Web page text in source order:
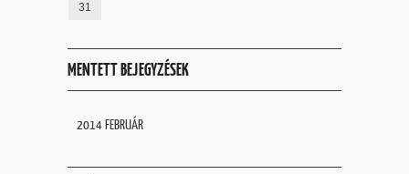
31
MENTETT BEJEGYZÉSEK
2014 FEBRUÁR